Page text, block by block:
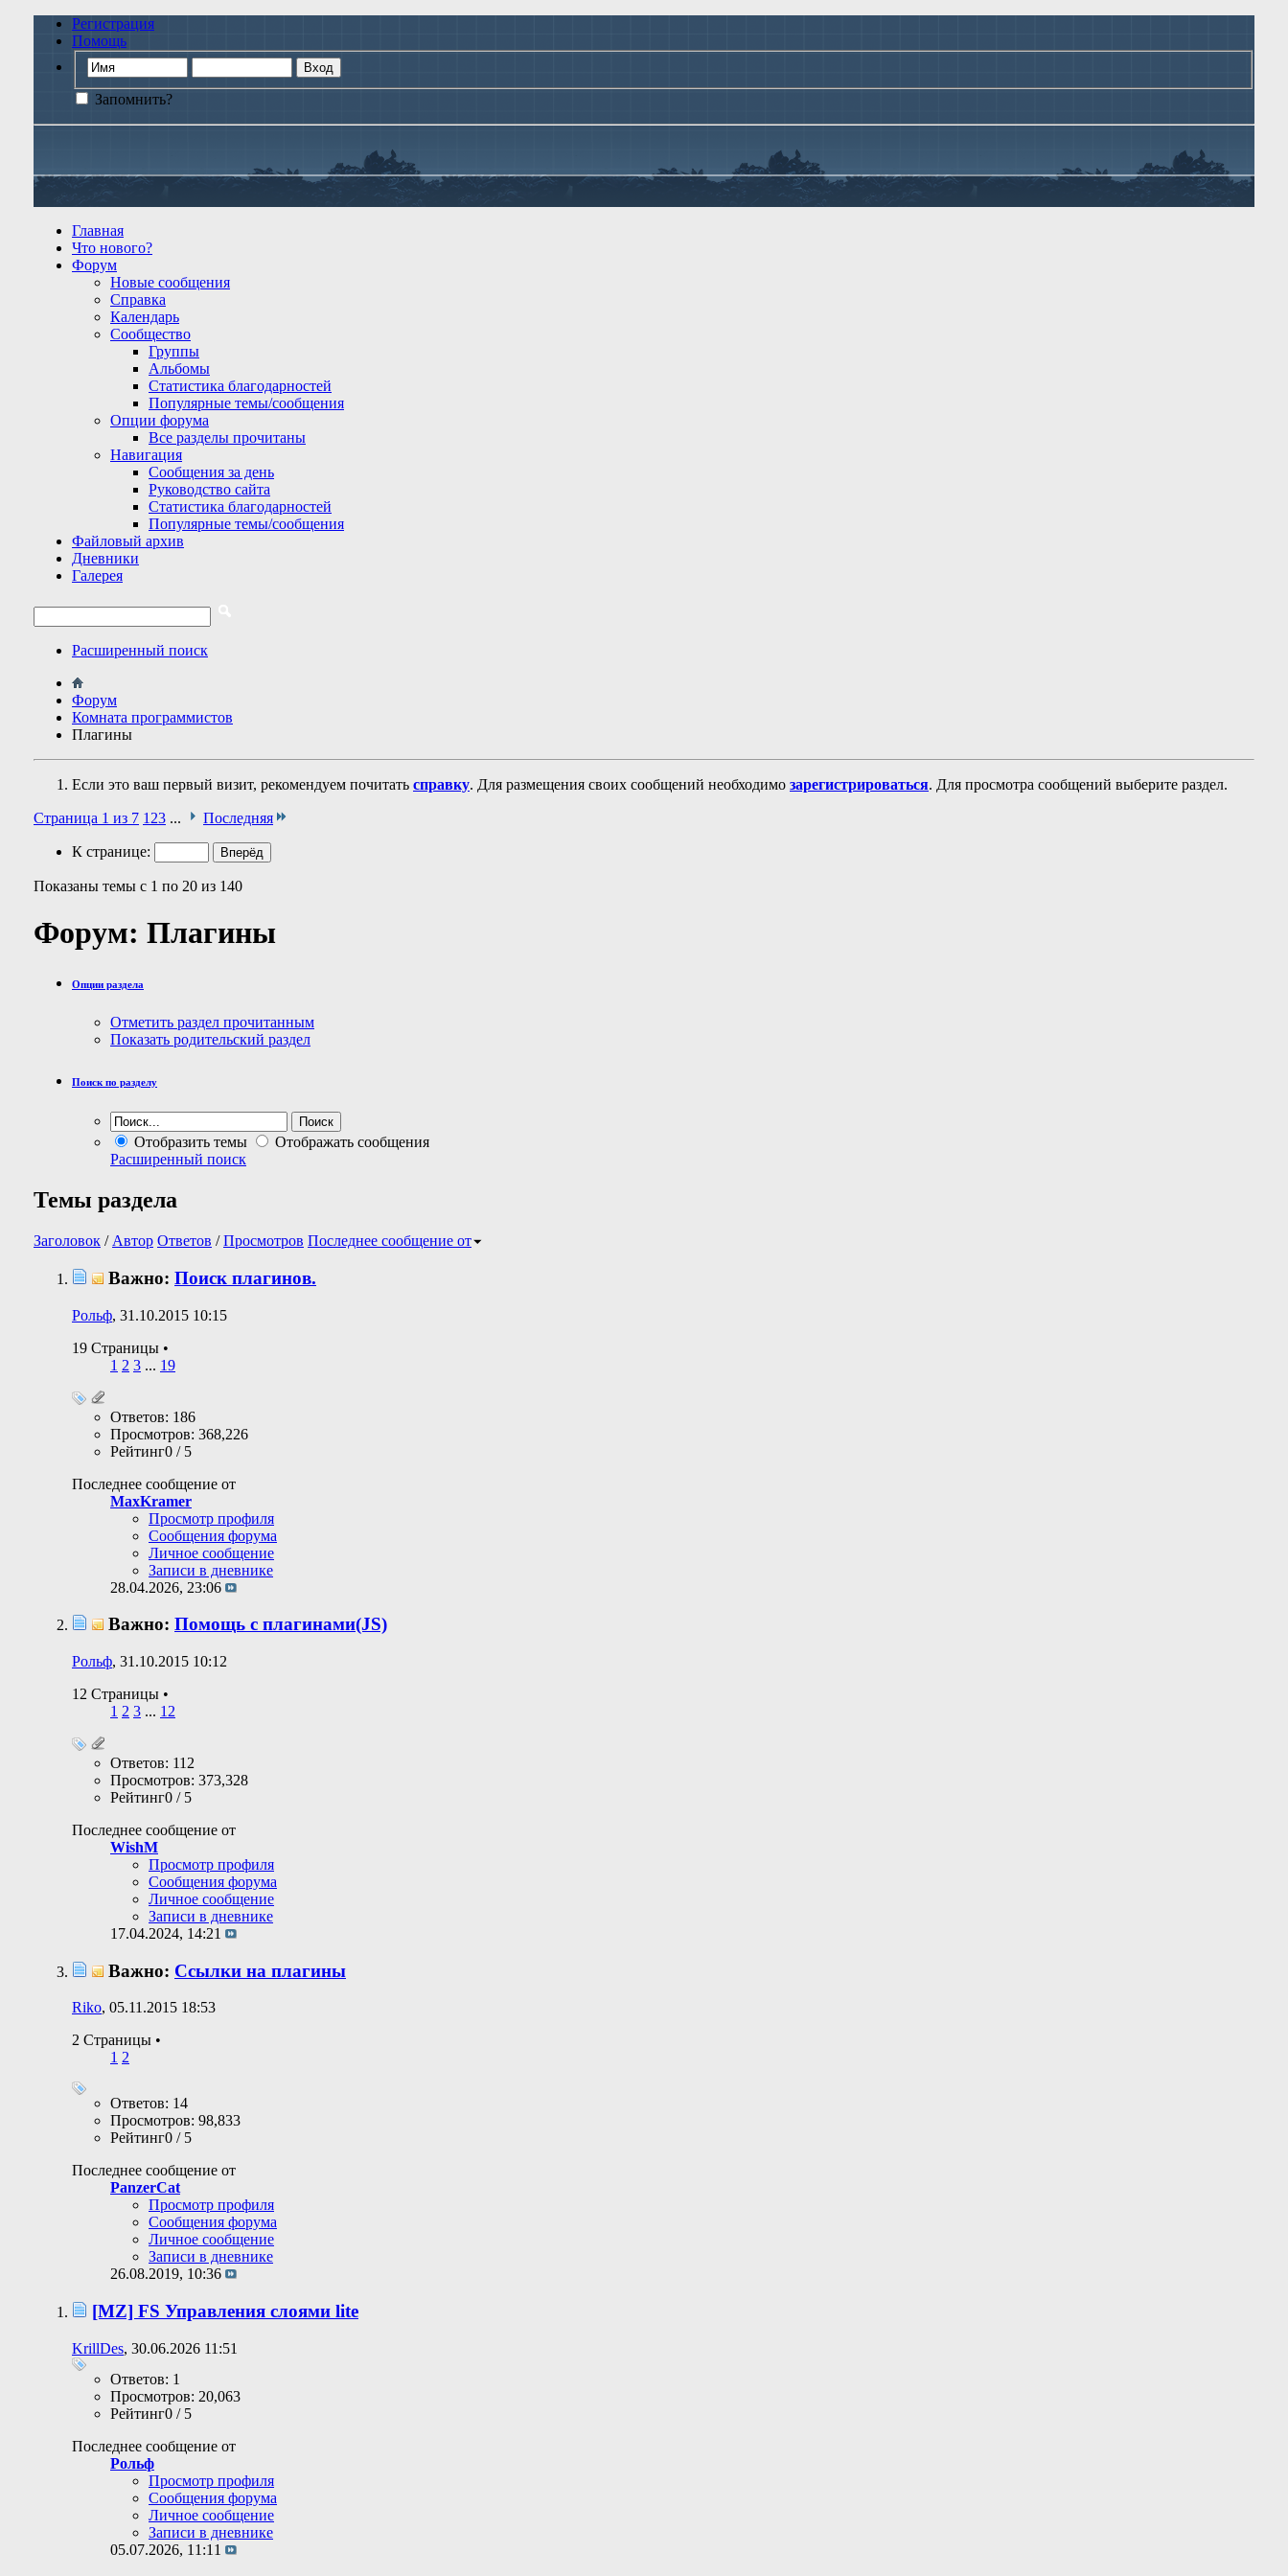
Регистрация
Помощь
Запомнить?
Главная
Что нового?
Форум
Новые сообщения
Справка
Календарь
Сообщество
Группы
Альбомы
Статистика благодарностей
Популярные темы/сообщения
Опции форума
Все разделы прочитаны
Навигация
Сообщения за день
Руководство сайта
Статистика благодарностей
Популярные темы/сообщения
Файловый архив
Дневники
Галерея
Расширенный поиск
Форум
Комната программистов
Плагины
Если это ваш первый визит, рекомендуем почитать справку. Для размещения своих сообщений необходимо зарегистрироваться. Для просмотра сообщений выберите раздел.
Страница 1 из 7 1 23 ... Последняя
К странице:
Показаны темы с 1 по 20 из 140
Форум: Плагины
Опции раздела
Отметить раздел прочитанным
Показать родительский раздел
Поиск по разделу
Отобразить темы
Отображать сообщения
Расширенный поиск
Темы раздела
Заголовок / Автор Ответов /Просмотров Последнее сообщение от
Важно: Поиск плагинов.
Рольф, 31.10.2015 10:15
19 Страницы •
1 2 3 ... 19
Ответов: 186
Просмотров: 368,226
Рейтинг0 / 5
Последнее сообщение от
MaxKramer
Просмотр профиля
Сообщения форума
Личное сообщение
Записи в дневнике
28.04.2026, 23:06
Важно: Помощь c плагинами(JS)
Рольф, 31.10.2015 10:12
12 Страницы •
1 2 3 ... 12
Ответов: 112
Просмотров: 373,328
Рейтинг0 / 5
Последнее сообщение от
WishM
Просмотр профиля
Сообщения форума
Личное сообщение
Записи в дневнике
17.04.2024, 14:21
Важно: Ссылки на плагины
Riko, 05.11.2015 18:53
2 Страницы •
1 2
Ответов: 14
Просмотров: 98,833
Рейтинг0 / 5
Последнее сообщение от
PanzerCat
Просмотр профиля
Сообщения форума
Личное сообщение
Записи в дневнике
26.08.2019, 10:36
[MZ] FS Управления слоями lite
KrillDes, 30.06.2026 11:51
Ответов: 1
Просмотров: 20,063
Рейтинг0 / 5
Последнее сообщение от
Рольф
Просмотр профиля
Сообщения форума
Личное сообщение
Записи в дневнике
05.07.2026, 11:11